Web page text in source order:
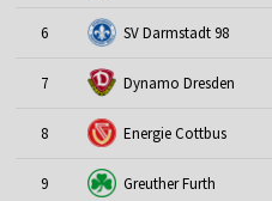
6 SV Darmstadt 98
7 Dynamo Dresden
8 Energie Cottbus
9 Greuther Furth